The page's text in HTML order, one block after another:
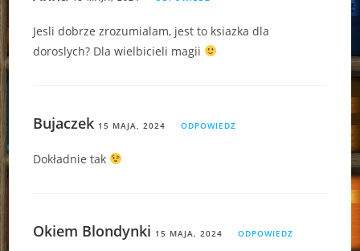
Jesli dobrze zrozumialam, jest to ksiazka dla
doroslych? Dla wielbicieli magii
Bujaczek 15 MAJA, 2024 ODPOWIEDZ
Dokładnie tak
Okiem Blondynki 15 MAJA, 2024 ODPOWIEDZ